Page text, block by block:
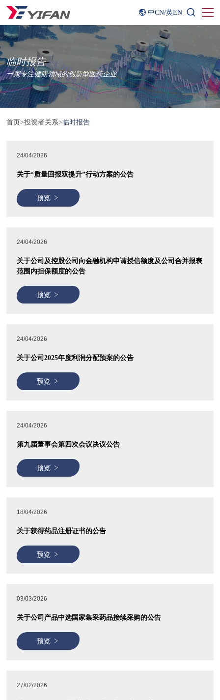
中CN/英EN
临时报告
一家专注健康领域的创新型医药企业
首页>投资者关系>临时报告
24/04/2026
关于“质量回报双提升”行动方案的公告
预览
24/04/2026
关于公司及控股公司向金融机构申请授信额度及公司合并报表
范围内担保额度的公告
预览
24/04/2026
关于公司2025年度利润分配预案的公告
预览
24/04/2026
第九届董事会第四次会议决议公告
预览
18/04/2026
关于获得药品注册证书的公告
预览
03/03/2026
关于公司产品中选国家集采药品接续采购的公告
预览
27/02/2026